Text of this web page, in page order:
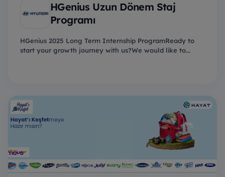
HGenius Uzun Dönem Staj
Programı
HGenius 2025 Long Term Internship ProgramReady to
start your growth journey with us?We would like to...